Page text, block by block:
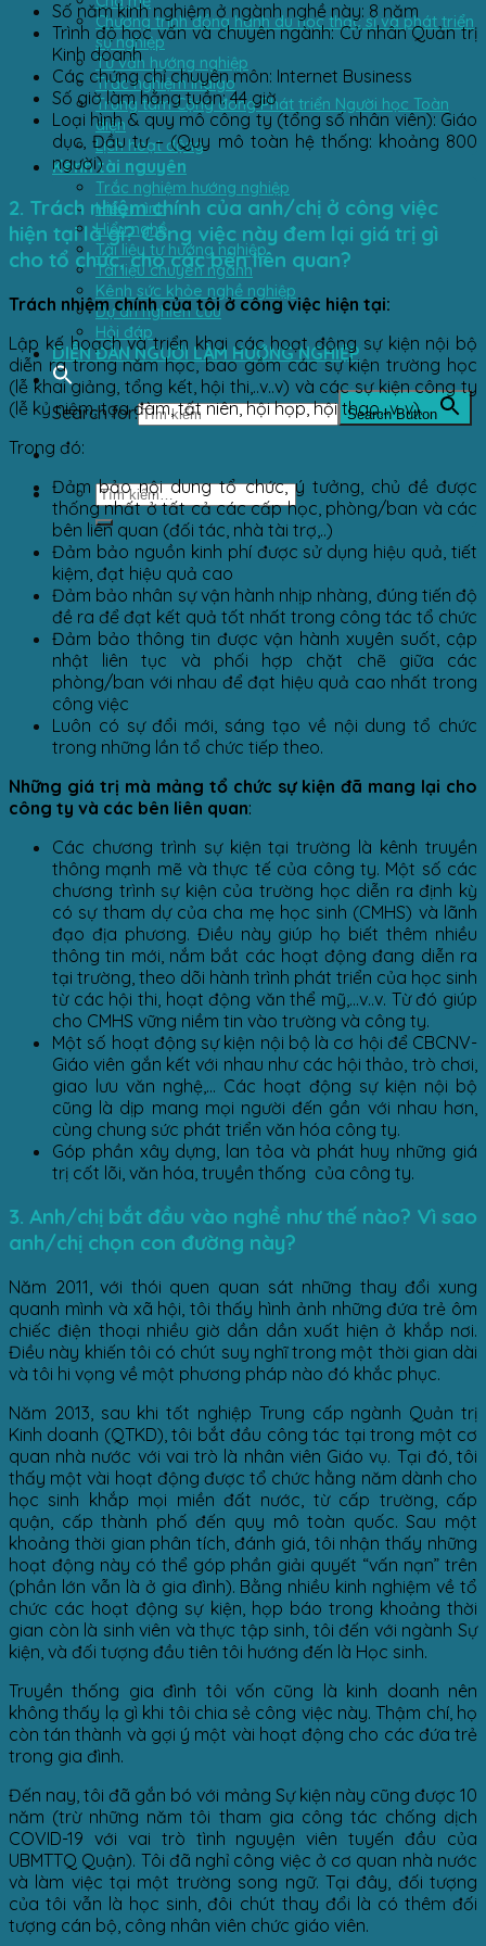
Chương trình đồng hành du học thạc sĩ và phát triển
sự nghiệp
Tư vấn hướng nghiệp
Trắc nghiệm Indigo
Trung tâm Cộng đồng Phát triển Người học Toàn
diện
Lịch hoạt động
Kênh tài nguyên
Trắc nghiệm hướng nghiệp
Hiểu mình
Hiểu nghề
Tài liệu tự hướng nghiệp
Tài liệu chuyên ngành
Kênh sức khỏe nghề nghiệp
Dự án nghiên cứu
Hỏi đáp
DIỄN ĐÀN NGƯỜI LÀM HƯỚNG NGHIỆP
Search for: Search Button
Số năm kinh nghiệm ở ngành nghề này: 8 năm
Trình độ học vấn và chuyên ngành: Cử nhân Quản trị
Kinh doanh
Các chứng chỉ chuyên môn: Internet Business
Số giờ làm hằng tuần: 44 giờ
Loại hình & quy mô công ty (tổng số nhân viên): Giáo
dục, Đầu tư – (Quy mô toàn hệ thống: khoảng 800
người)
2. Trách nhiệm chính của anh/chị ở công việc
hiện tại là gì? Công việc này đem lại giá trị gì
cho tổ chức, cho các bên liên quan?
Trách nhiệm chính của tôi ở công việc hiện tại:
Lập kế hoạch và triển khai các hoạt động sự kiện nội bộ
diễn ra trong năm học, bao gồm các sự kiện trường học
(lễ khai giảng, tổng kết, hội thi,..v..v) và các sự kiện công ty
(lễ kỷ niệm, tọa đàm, tất niên, hội họp, hội thao,..v..v).
Trong đó:
Đảm bảo nội dung tổ chức, ý tưởng, chủ đề được
thống nhất ở tất cả các cấp học, phòng/ban và các
bên liên quan (đối tác, nhà tài trợ,..)
Đảm bảo nguồn kinh phí được sử dụng hiệu quả, tiết
kiệm, đạt hiệu quả cao
Đảm bảo nhân sự vận hành nhịp nhàng, đúng tiến độ
đề ra để đạt kết quả tốt nhất trong công tác tổ chức
Đảm bảo thông tin được vận hành xuyên suốt, cập
nhật liên tục và phối hợp chặt chẽ giữa các
phòng/ban với nhau để đạt hiệu quả cao nhất trong
công việc
Luôn có sự đổi mới, sáng tạo về nội dung tổ chức
trong những lần tổ chức tiếp theo.
Những giá trị mà mảng tổ chức sự kiện đã mang lại cho
công ty và các bên liên quan:
Các chương trình sự kiện tại trường là kênh truyền
thông mạnh mẽ và thực tế của công ty. Một số các
chương trình sự kiện của trường học diễn ra định kỳ
có sự tham dự của cha mẹ học sinh (CMHS) và lãnh
đạo địa phương. Điều này giúp họ biết thêm nhiều
thông tin mới, nắm bắt các hoạt động đang diễn ra
tại trường, theo dõi hành trình phát triển của học sinh
từ các hội thi, hoạt động văn thể mỹ,…v..v. Từ đó giúp
cho CMHS vững niềm tin vào trường và công ty.
Một số hoạt động sự kiện nội bộ là cơ hội để CBCNV-
Giáo viên gắn kết với nhau như các hội thảo, trò chơi,
giao lưu văn nghệ,… Các hoạt động sự kiện nội bộ
cũng là dịp mang mọi người đến gần với nhau hơn,
cùng chung sức phát triển văn hóa công ty.
Góp phần xây dựng, lan tỏa và phát huy những giá
trị cốt lõi, văn hóa, truyền thống của công ty.
3. Anh/chị bắt đầu vào nghề như thế nào? Vì sao
anh/chị chọn con đường này?
Năm 2011, với thói quen quan sát những thay đổi xung
quanh mình và xã hội, tôi thấy hình ảnh những đứa trẻ ôm
chiếc điện thoại nhiều giờ dần dần xuất hiện ở khắp nơi.
Điều này khiến tôi có chút suy nghĩ trong một thời gian dài
và tôi hi vọng về một phương pháp nào đó khắc phục.
Năm 2013, sau khi tốt nghiệp Trung cấp ngành Quản trị
Kinh doanh (QTKD), tôi bắt đầu công tác tại trong một cơ
quan nhà nước với vai trò là nhân viên Giáo vụ. Tại đó, tôi
thấy một vài hoạt động được tổ chức hằng năm dành cho
học sinh khắp mọi miền đất nước, từ cấp trường, cấp
quận, cấp thành phố đến quy mô toàn quốc. Sau một
khoảng thời gian phân tích, đánh giá, tôi nhận thấy những
hoạt động này có thể góp phần giải quyết “vấn nạn” trên
(phần lớn vẫn là ở gia đình). Bằng nhiều kinh nghiệm về tổ
chức các hoạt động sự kiện, họp báo trong khoảng thời
gian còn là sinh viên và thực tập sinh, tôi đến với ngành Sự
kiện, và đối tượng đầu tiên tôi hướng đến là Học sinh.
Truyền thống gia đình tôi vốn cũng là kinh doanh nên
không thấy lạ gì khi tôi chia sẻ công việc này. Thậm chí, họ
còn tán thành và gợi ý một vài hoạt động cho các đứa trẻ
trong gia đình.
Đến nay, tôi đã gắn bó với mảng Sự kiện này cũng được 10
năm (trừ những năm tôi tham gia công tác chống dịch
COVID-19 với vai trò tình nguyện viên tuyến đầu của
UBMTTQ Quận). Tôi đã nghỉ công việc ở cơ quan nhà nước
và làm việc tại một trường song ngữ. Tại đây, đối tượng
của tôi vẫn là học sinh, đôi chút thay đổi là có thêm đối
tượng cán bộ, công nhân viên chức giáo viên.